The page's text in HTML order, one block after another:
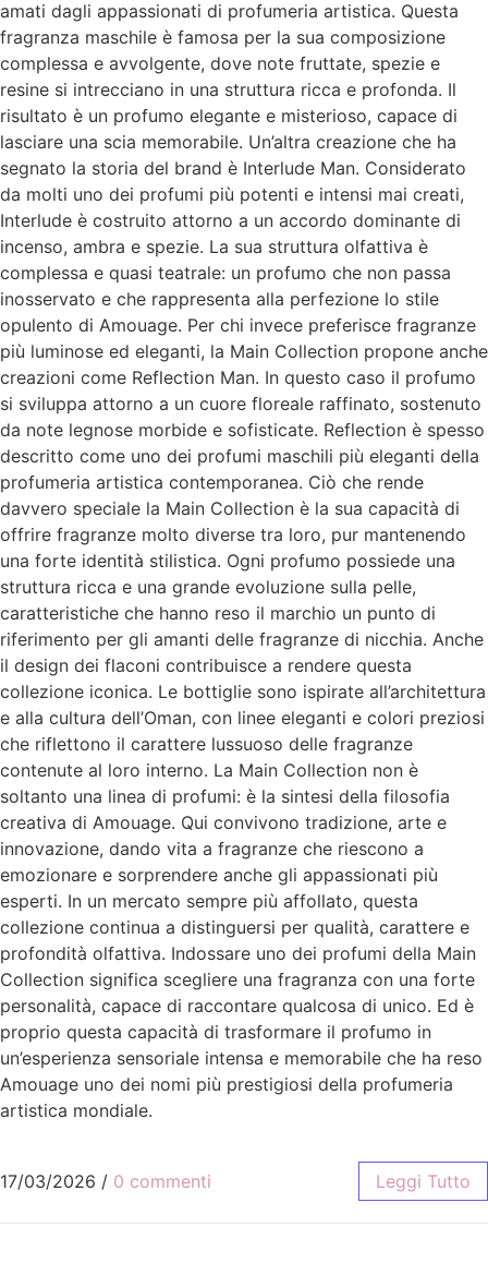
amati dagli appassionati di profumeria artistica. Questa
fragranza maschile è famosa per la sua composizione
complessa e avvolgente, dove note fruttate, spezie e
resine si intrecciano in una struttura ricca e profonda. Il
risultato è un profumo elegante e misterioso, capace di
lasciare una scia memorabile. Un’altra creazione che ha
segnato la storia del brand è Interlude Man. Considerato
da molti uno dei profumi più potenti e intensi mai creati,
Interlude è costruito attorno a un accordo dominante di
incenso, ambra e spezie. La sua struttura olfattiva è
complessa e quasi teatrale: un profumo che non passa
inosservato e che rappresenta alla perfezione lo stile
opulento di Amouage. Per chi invece preferisce fragranze
più luminose ed eleganti, la Main Collection propone anche
creazioni come Reflection Man. In questo caso il profumo
si sviluppa attorno a un cuore floreale raffinato, sostenuto
da note legnose morbide e sofisticate. Reflection è spesso
descritto come uno dei profumi maschili più eleganti della
profumeria artistica contemporanea. Ciò che rende
davvero speciale la Main Collection è la sua capacità di
offrire fragranze molto diverse tra loro, pur mantenendo
una forte identità stilistica. Ogni profumo possiede una
struttura ricca e una grande evoluzione sulla pelle,
caratteristiche che hanno reso il marchio un punto di
riferimento per gli amanti delle fragranze di nicchia. Anche
il design dei flaconi contribuisce a rendere questa
collezione iconica. Le bottiglie sono ispirate all’architettura
e alla cultura dell’Oman, con linee eleganti e colori preziosi
che riflettono il carattere lussuoso delle fragranze
contenute al loro interno. La Main Collection non è
soltanto una linea di profumi: è la sintesi della filosofia
creativa di Amouage. Qui convivono tradizione, arte e
innovazione, dando vita a fragranze che riescono a
emozionare e sorprendere anche gli appassionati più
esperti. In un mercato sempre più affollato, questa
collezione continua a distinguersi per qualità, carattere e
profondità olfattiva. Indossare uno dei profumi della Main
Collection significa scegliere una fragranza con una forte
personalità, capace di raccontare qualcosa di unico. Ed è
proprio questa capacità di trasformare il profumo in
un’esperienza sensoriale intensa e memorabile che ha reso
Amouage uno dei nomi più prestigiosi della profumeria
artistica mondiale.
17/03/2026 / 0 commenti Leggi Tutto